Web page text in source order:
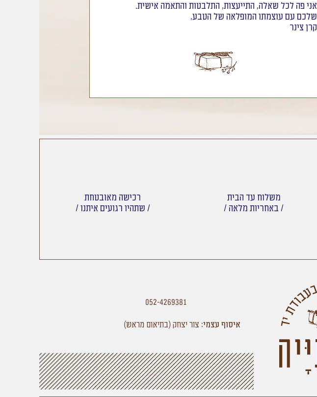
אני פה לכל שאלה, התייעצות, התלבטות והתאמה אישית.
שלכם עם עוצמתו המופלאה של הטבע,
קרן צינר
רכישה מאובטחת
/ שתהיו רגועים איתנו /
משלוח עד הבית
/ באחריות מלאה /
052-4269381
איסוף עצמי: צור יצחק (בתיאום מראש)